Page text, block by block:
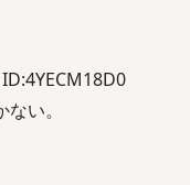
い。